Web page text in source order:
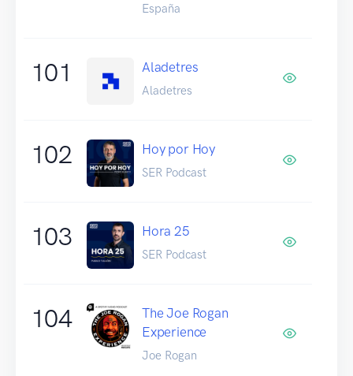
España
101 Aladetres
Aladetres
102 Hoy por Hoy
SER Podcast
103 Hora 25
SER Podcast
104
The Joe Rogan
Experience
Joe Rogan